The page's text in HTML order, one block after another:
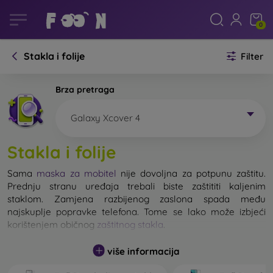
0
Stakla i folije Filter
Brza pretraga
Galaxy Xcover 4
Stakla i folije
Sama maska za mobitel nije dovoljna za potpunu zaštitu.
Prednju stranu uređaja trebali biste zaštititi kaljenim
staklom. Zamjena razbijenog zaslona spada među
najskuplje popravke telefona. Tome se lako može izbjeći
korištenjem običnog zaštitnog stakla
Nerazbijivo staklo za mobitel ne postoji, ali u većini slučajeva
više informacija